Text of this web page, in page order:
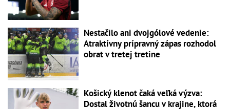
Nestačilo ani dvojgólové vedenie:
Atraktívny prípravný zápas rozhodol
obrat v tretej tretine
Košický klenot čaká veľká výzva:
Dostal životnú šancu v krajine, ktorá